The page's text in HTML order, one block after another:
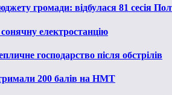
громади: відбулася 81 сесія
електростанцію
господарство після обстрілів
200 балів на НМТ